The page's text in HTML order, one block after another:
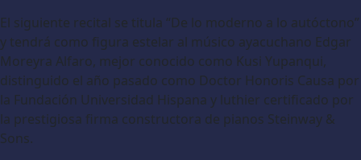
El siguiente recital se titula “De lo moderno a lo autóctono”
y tendrá como figura estelar al músico ayacuchano Edgar
Moreyra Alfaro, mejor conocido como Kusi Yupanqui,
distinguido el año pasado como Doctor Honoris Causa por
la Fundación Universidad Hispana y luthier certificado por
la prestigiosa firma constructora de pianos Steinway &
Sons.